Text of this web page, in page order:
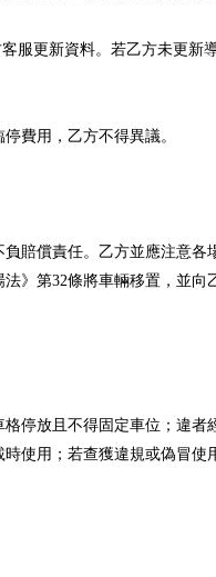
更新資料。若乙方未更
費用，乙方不得異議。
償責任。乙方並應注意各
》第32條將車輛移置，並
停放且不得固定車位；違者
使用；若查獲違規或偽冒